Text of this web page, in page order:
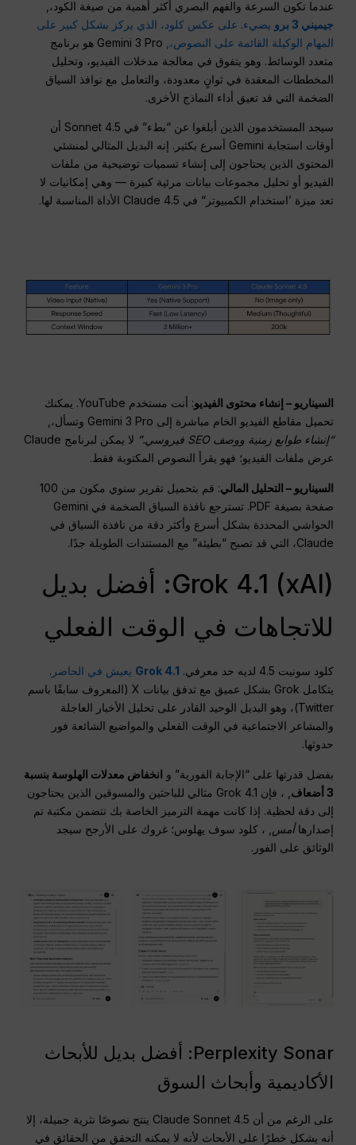
عندما تكون السرعة والفهم البصري أكثر أهمية من صيغة الكود،,
جيميني 3 برو
يضيء. على عكس كلود، الذي يركز بشكل كبير على
المهام الوكيلة القائمة على النصوص،,
Gemini 3 Pro هو برنامج
متعدد الوسائط. وهو يتفوق في معالجة مدخلات الفيديو، وتحليل
المخططات المعقدة في ثوانٍ معدودة، والتعامل مع نوافذ السياق
الضخمة التي قد تعيق أداء النماذج الأخرى.
سيجد المستخدمون الذين أبلغوا عن “بطء” في Sonnet 4.5 أن
أوقات استجابة Gemini أسرع بكثير. إنه البديل المثالي لمنشئي
المحتوى الذين يحتاجون إلى إنشاء تسميات توضيحية من ملفات
الفيديو أو تحليل مجموعات بيانات مرئية كبيرة — وهي إمكانيات لا
تعد ميزة ’استخدام الكمبيوتر“ في Claude 4.5 الأداة المناسبة لها.
السيناريو – إنشاء محتوى الفيديو
: أنت مستخدم YouTube. يمكنك
تحميل مقاطع الفيديو الخام مباشرة إلى Gemini 3 Pro وتسأل،,
“إنشاء طوابع زمنية ووصف SEO فيروسي.”
لا يمكن لبرنامج Claude
عرض ملفات الفيديو؛ فهو يقرأ النصوص المكتوبة فقط.
السيناريو – التحليل المالي
: قم بتحميل تقرير سنوي مكون من 100
صفحة بصيغة PDF. تسترجع نافذة السياق الضخمة في Gemini
الحواشي المحددة بشكل أسرع وأكثر دقة من نافذة السياق في
Claude، التي قد تصبح “بطيئة” مع المستندات الطويلة جدًا.
Grok 4.1 (xAI): أفضل بديل
للاتجاهات في الوقت الفعلي
كلود سونيت 4.5 لديه حد معرفي. Grok 4.1 يعيش في الحاضر .
يتكامل Grok بشكل عميق مع تدفق بيانات X (المعروف سابقًا باسم
Twitter)، وهو البديل الوحيد القادر على تحليل الأخبار العاجلة
والمشاعر الاجتماعية في الوقت الفعلي والمواضيع الشائعة فور
حدوثها.
بفضل قدرتها على “الإجابة الفورية” و انخفاض معدلات الهلوسة بنسبة
3 أضعاف
, ، فإن Grok 4.1 مثالي للباحثين والمسوقين الذين يحتاجون
إلى دقة لحظية. إذا كانت مهمة الترميز الخاصة بك تتضمن مكتبة تم
إصدارهاأمس , ، كلود سوف يهلوس؛ غروك على الأرجح سيجد
الوثائق على الفور.
Perplexity Sonar: أفضل بديل للأبحاث
الأكاديمية وأبحاث السوق
على الرغم من أن Claude Sonnet 4.5 ينتج نصوصًا نثرية جميلة، إلا
أنه يشكل خطرًا على الأبحاث لأنه لا يمكنه التحقق من الحقائق في